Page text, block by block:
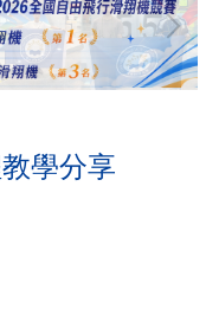
學分享